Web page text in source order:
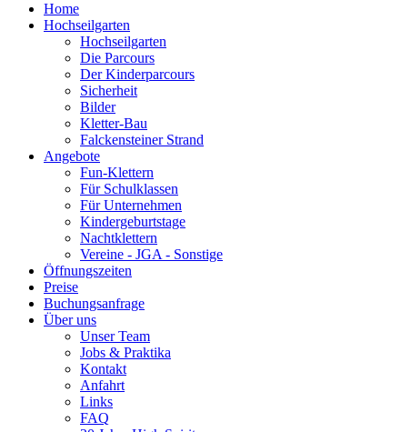
Home
Hochseilgarten
Hochseilgarten
Die Parcours
Der Kinderparcours
Sicherheit
Bilder
Kletter-Bau
Falckensteiner Strand
Angebote
Fun-Klettern
Für Schulklassen
Für Unternehmen
Kindergeburtstage
Nachtklettern
Vereine - JGA - Sonstige
Öffnungszeiten
Preise
Buchungsanfrage
Über uns
Unser Team
Jobs & Praktika
Kontakt
Anfahrt
Links
FAQ